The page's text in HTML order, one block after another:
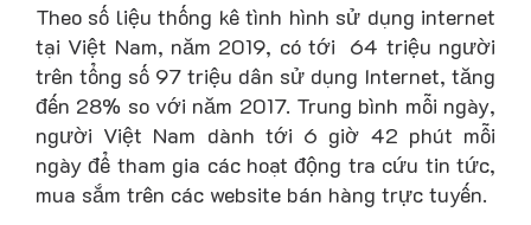
Theo số liệu thống kê tình hình sử dụng internet
tại Việt Nam, năm 2019, có tới 64 triệu người
trên tổng số 97 triệu dân sử dụng Internet, tăng
đến 28% so với năm 2017. Trung bình mỗi ngày,
người Việt Nam dành tới 6 giờ 42 phút mỗi
ngày để tham gia các hoạt động tra cứu tin tức,
mua sắm trên các website bán hàng trực tuyến.